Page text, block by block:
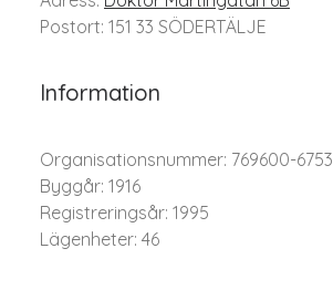
Postort: 151 33 SÖDERTÄLJE
Information
Organisationsnummer: 769600-6753
Byggår: 1916
Registreringsår: 1995
Lägenheter: 46